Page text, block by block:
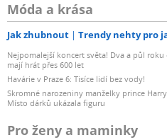
Móda a krása
Jak zhubnout Trendy nehty pro
Nejpomalejší koncert světa! Dva a půl
mají hrát přes 600 let
Havárie v Praze 6: Tisíce lidí bez vody!
Skromné narozeniny manželky prince
Místo dárků ukázala figuru
Pro ženy a maminky